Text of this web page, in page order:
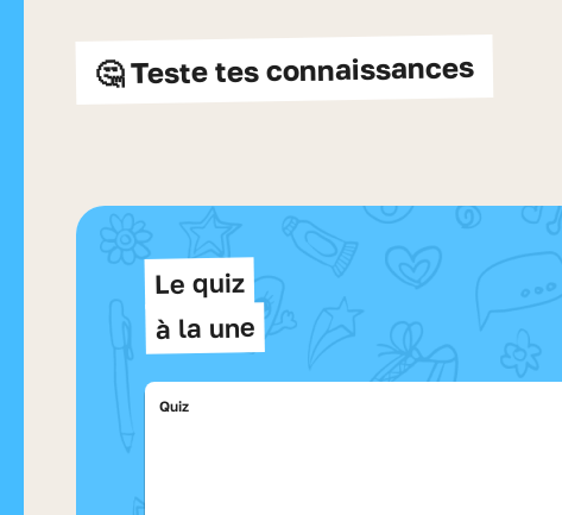
🤔 Teste tes connaissances
Le quiz
à la une
Quiz